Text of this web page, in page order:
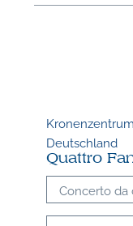
Deutschland
Quattro
Concerto da